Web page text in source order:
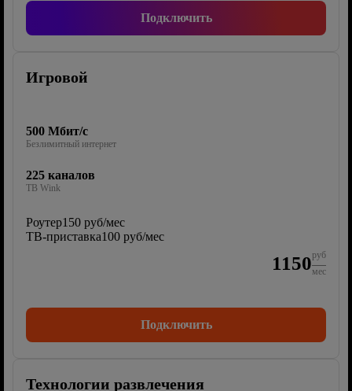
Подключить
Игровой
500 Мбит/с
Безлимитный интернет
225 каналов
ТВ Wink
Роутер150 руб/мес
ТВ-приставка100 руб/мес
1150руб
мес
Подключить
Технологии развлечения